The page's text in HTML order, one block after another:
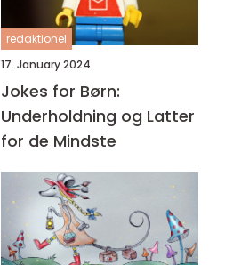
redaktionel
17. January 2024
Jokes for Børn:
Underholdning og Latter
for de Mindste